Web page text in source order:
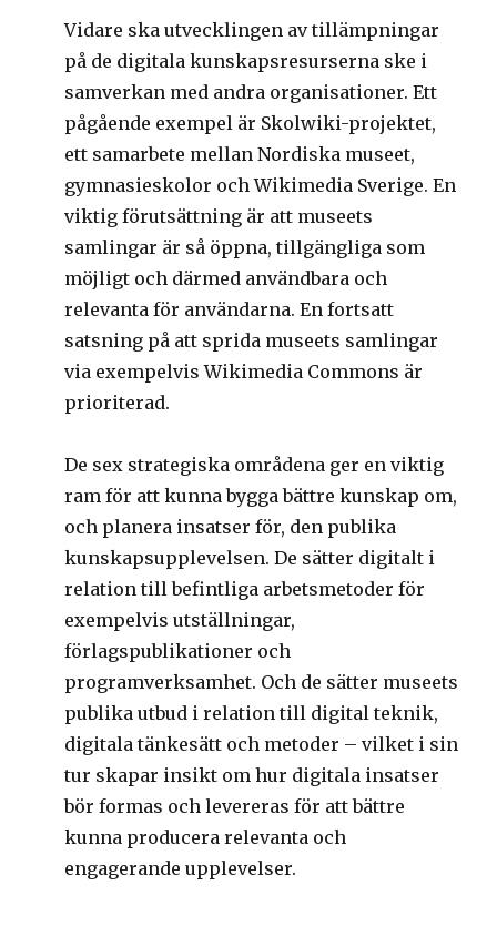
Vidare ska utvecklingen av tillämpningar
på de digitala kunskapsresurserna ske i
samverkan med andra organisationer. Ett
pågående exempel är Skolwiki-projektet,
ett samarbete mellan Nordiska museet,
gymnasieskolor och Wikimedia Sverige. En
viktig förutsättning är att museets
samlingar är så öppna, tillgängliga som
möjligt och därmed användbara och
relevanta för användarna. En fortsatt
satsning på att sprida museets samlingar
via exempelvis Wikimedia Commons är
prioriterad.
De sex strategiska områdena ger en viktig
ram för att kunna bygga bättre kunskap om,
och planera insatser för, den publika
kunskapsupplevelsen. De sätter digitalt i
relation till befintliga arbetsmetoder för
exempelvis utställningar,
förlagspublikationer och
programverksamhet. Och de sätter museets
publika utbud i relation till digital teknik,
digitala tänkesätt och metoder – vilket i sin
tur skapar insikt om hur digitala insatser
bör formas och levereras för att bättre
kunna producera relevanta och
engagerande upplevelser.